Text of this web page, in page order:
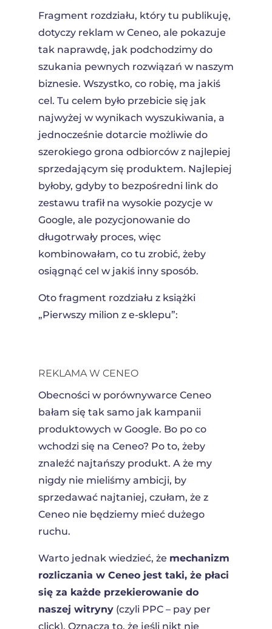
Fragment rozdziału, który tu publikuję,
dotyczy reklam w Ceneo, ale pokazuje
tak naprawdę, jak podchodzimy do
szukania pewnych rozwiązań w naszym
biznesie. Wszystko, co robię, ma jakiś
cel. Tu celem było przebicie się jak
najwyżej w wynikach wyszukiwania, a
jednocześnie dotarcie możliwie do
szerokiego grona odbiorców z najlepiej
sprzedającym się produktem. Najlepiej
byłoby, gdyby to bezpośredni link do
zestawu trafił na wysokie pozycje w
Google, ale pozycjonowanie do
długotrwały proces, więc
kombinowałam, co tu zrobić, żeby
osiągnąć cel w jakiś inny sposób.
Oto fragment rozdziału z książki
„Pierwszy milion z e-sklepu”:
REKLAMA W CENEO
Obecności w porównywarce Ceneo
bałam się tak samo jak kampanii
produktowych w Google. Bo po co
wchodzi się na Ceneo? Po to, żeby
znaleźć najtańszy produkt. A że my
nigdy nie mieliśmy ambicji, by
sprzedawać najtaniej, czułam, że z
Ceneo nie będziemy mieć dużego
ruchu.
Warto jednak wiedzieć, że mechanizm
rozliczania w Ceneo jest taki, że płaci
się za każde przekierowanie do
naszej witryny(czyli PPC – pay per
click). Oznacza to, że jeśli nikt nie